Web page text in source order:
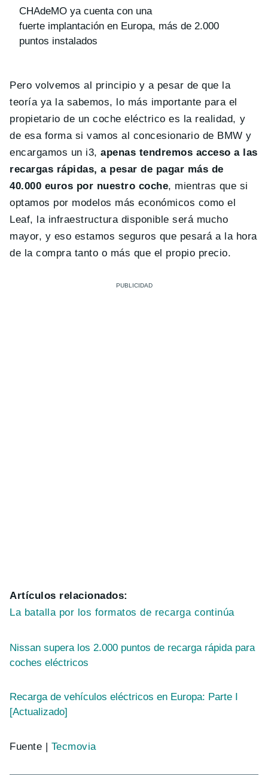
CHAdeMO ya cuenta con una
fuerte implantación en Europa, más de 2.000
puntos instalados
Pero volvemos al principio y a pesar de que la
teoría ya la sabemos, lo más importante para el
propietario de un coche eléctrico es la realidad, y
de esa forma si vamos al concesionario de BMW y
encargamos un i3,apenas tendremos acceso a las
recargas rápidas, a pesar de pagar más de
40.000 euros por nuestro coche, mientras que si
optamos por modelos más económicos como el
Leaf, la infraestructura disponible será mucho
mayor, y eso estamos seguros que pesará a la hora
de la compra tanto o más que el propio precio.
Artículos relacionados:
La batalla por los formatos de recarga continúa
Nissan supera los 2.000 puntos de recarga rápida para
coches eléctricos
Recarga de vehículos eléctricos en Europa: Parte I
[Actualizado]
Fuente | Tecmovia